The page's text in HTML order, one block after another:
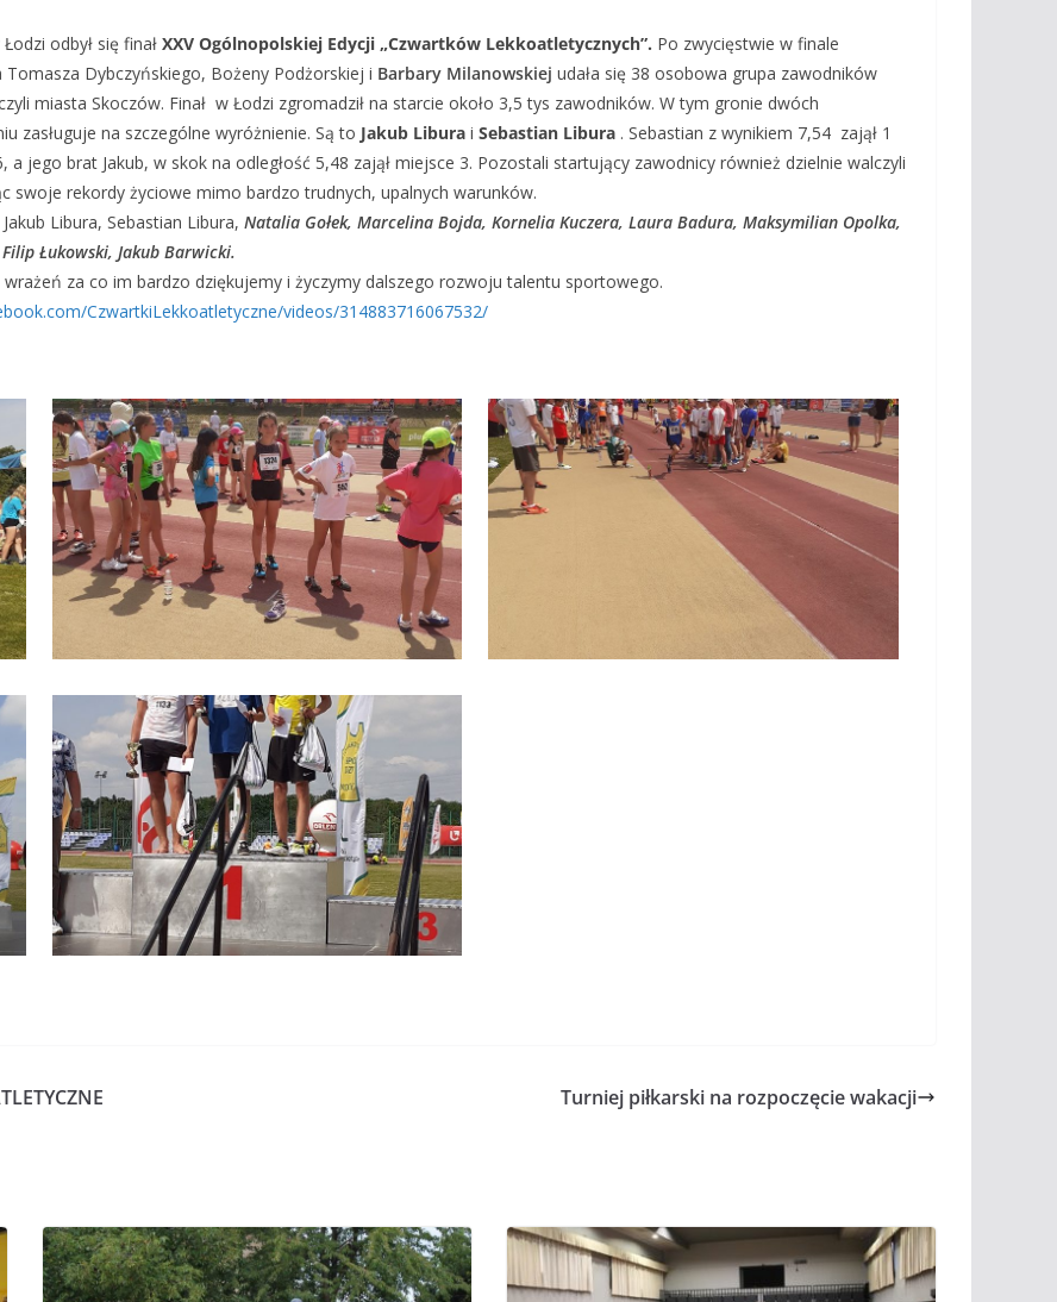
odbył się finał XXV Ogólnopolskiej Edycji „Czwartków Lekkoatletycznych”. Po zwycięstwie w finale
Dybczyńskiego, Bożeny Podżorskiej i Barbary Milanowskiej udała się 38 osobowa grupa zawodników
miasta Skoczów. Finał w Łodzi zgromadził na starcie około 3,5 tys zawodników. W tym gronie dwóch
zasługuje na szczególne wyróżnienie. Są to Jakub Libura i Sebastian Libura . Sebastian z wynikiem 7,54 zajął 1
jego brat Jakub, w skok na odległość 5,48 zajął miejsce 3. Pozostali startujący zawodnicy również dzielnie walczyli
swoje rekordy życiowe mimo bardzo trudnych, upalnych warunków.
Libura, Sebastian Libura, Natalia Gołek, Marcelina Bojda, Kornelia Kuczera, Laura Badura, Maksymilian Opolka,
Łukowski, Jakub Barwicki.
za co im bardzo dziękujemy i życzymy dalszego rozwoju talentu sportowego.
CzwartkiLekkoatletyczne/videos/314883716067532/
Turniej piłkarski na rozpoczęcie wakacji